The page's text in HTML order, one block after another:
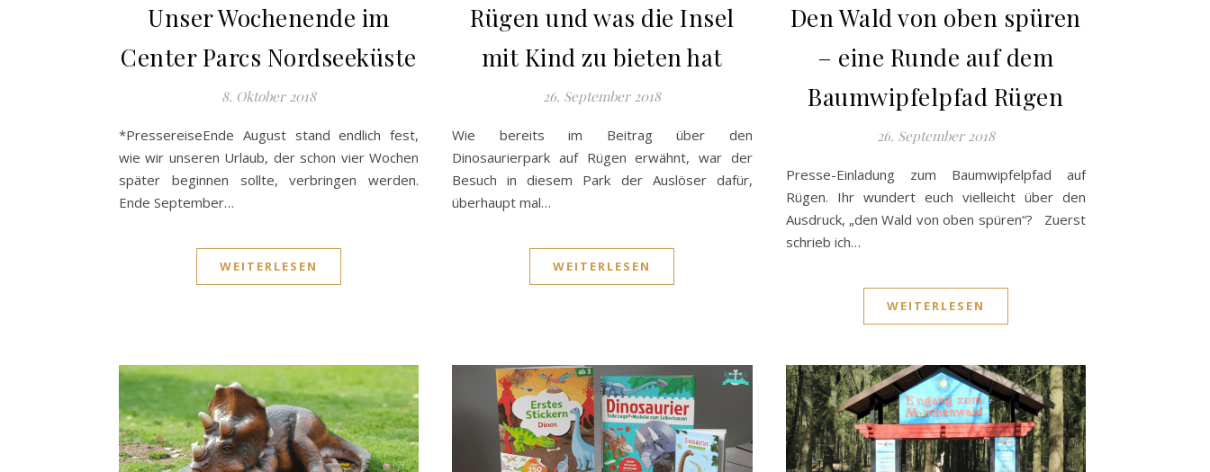
Unser Wochenende im
Center Parcs Nordseeküste
8. Oktober 2018
*PressereiseEnde August stand endlich fest,
wie wir unseren Urlaub, der schon vier Wochen
später beginnen sollte, verbringen werden.
Ende September…
WEITERLESEN
Rügen und was die Insel
mit Kind zu bieten hat
26. September 2018
Wie bereits im Beitrag über den
Dinosaurierpark auf Rügen erwähnt, war der
Besuch in diesem Park der Auslöser dafür,
überhaupt mal…
WEITERLESEN
Den Wald von oben spüren
– eine Runde auf dem
Baumwipfelpfad Rügen
26. September 2018
Presse-Einladung zum Baumwipfelpfad auf
Rügen. Ihr wundert euch vielleicht über den
Ausdruck, „den Wald von oben spüren“? Zuerst
schrieb ich…
WEITERLESEN